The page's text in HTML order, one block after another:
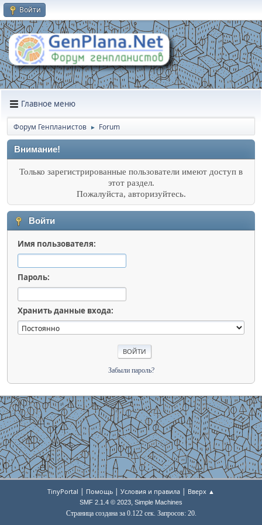
Войти
Главное меню
Форум Генпланистов ► Forum
Внимание!
Только зарегистрированные пользователи имеют доступ в
этот раздел.
Пожалуйста, авторизуйтесь.
Войти
Имя пользователя:
Пароль:
Хранить данные входа:
Забыли пароль?
TinyPortal | Помощь | Условия и правила | Вверх ▲
SMF 2.1.4 © 2023, Simple Machines
Страница создана за 0.122 сек. Запросов: 20.